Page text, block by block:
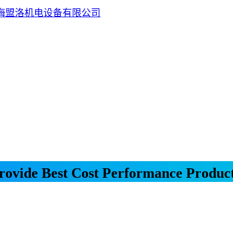
盟洛机电设备有限公司
Best Cost Performance